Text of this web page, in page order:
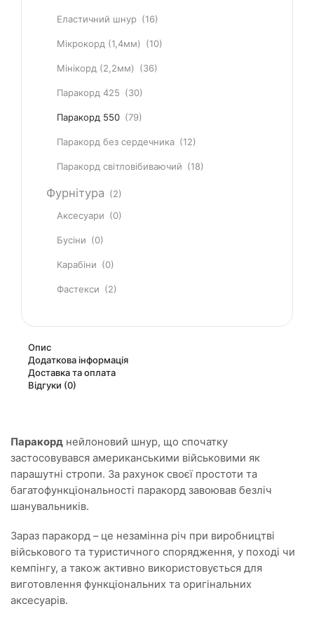
Еластичний шнур (16)
Мікрокорд (1,4мм) (10)
Мінікорд (2,2мм) (36)
Паракорд 425 (30)
Паракорд 550 (79)
Паракорд без сердечника (12)
Паракорд світловібиваючий (18)
Фурнітура (2)
Аксесуари (0)
Бусіни (0)
Карабіни (0)
Фастекси (2)
Опис
Додаткова інформація
Доставка та оплата
Відгуки (0)
Паракорд нейлоновий шнур, що спочатку
застосовувався американськими військовими як
парашутні стропи. За рахунок своєї простоти та
багатофункціональності паракорд завоював безліч
шанувальників.
Зараз паракорд – це незамінна річ при виробництві
військового та туристичного спорядження, у поході чи
кемпінгу, а також активно використовується для
виготовлення функціональних та оригінальних
аксесуарів.